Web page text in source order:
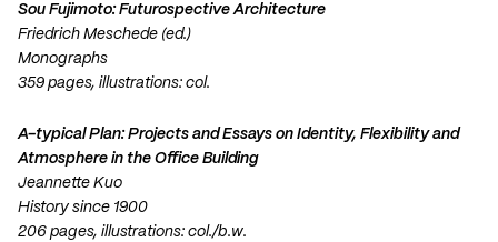
Sou Fujimoto: Futurospective Architecture
Friedrich Meschede (ed.)
Monographs
359 pages, illustrations: col.
A-typical Plan: Projects and Essays on Identity, Flexibility and
Atmosphere in the Office Building
Jeannette Kuo
History since 1900
206 pages, illustrations: col./b.w.